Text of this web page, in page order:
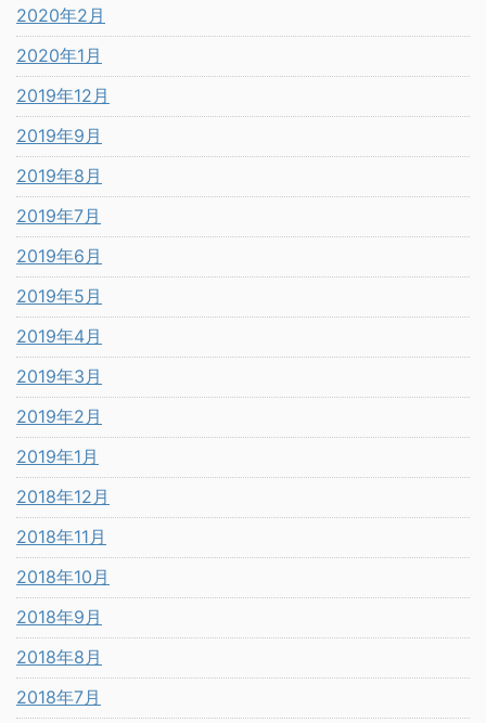
2020年2月
2020年1月
2019年12月
2019年9月
2019年8月
2019年7月
2019年6月
2019年5月
2019年4月
2019年3月
2019年2月
2019年1月
2018年12月
2018年11月
2018年10月
2018年9月
2018年8月
2018年7月